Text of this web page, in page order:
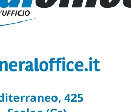
nella raccolta
particolare momento
assistenziali a rischio,
soddisfatti e fiduciosi
di sana amicizia che